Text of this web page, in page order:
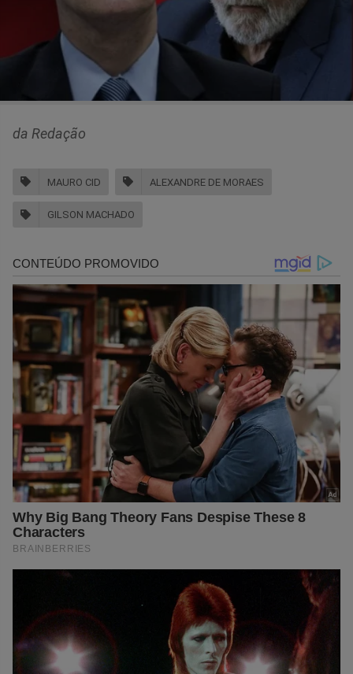
da Redação
MAURO CID ALEXANDRE DE MORAES
GILSON MACHADO